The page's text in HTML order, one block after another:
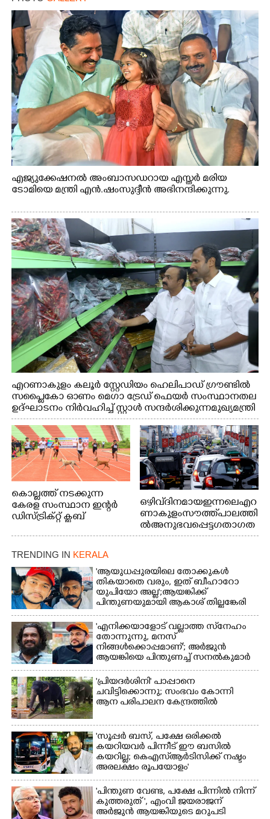
എജ്യുക്കേഷനൽ അംബാസഡറായ എസ്തർ മരിയ
ടോമിയെ മന്ത്രി എൻ.ഷംസുദ്ദീൻ അഭിനന്ദിക്കുന്നു.
എറണാകുളം കലൂർ സ്റ്റേഡിയം ഹെലിപാഡ് ഗ്രൗണ്ടിൽ
സപ്ളൈകോ ഓണം മെഗാ ട്രേഡ് ഫെയർ സംസ്ഥാനതല
ഉദ്ഘാടനം നിർവഹിച്ച് സ്റ്റാൾ സന്ദർശിക്കുന്ന മുഖ്യമന്ത്രി
വി.ഡി. സതീശൻ. മന്ത്രി അനൂപ് ജേക്കബ് സമീപം
കൊല്ലത്ത് നടക്കുന്ന
കേരള സംസ്ഥാന ഇന്റർ
ഡിസ്ട്രിക്റ്റ് ക്ലബ്
ചാമ്പ്യൻഷിപ്പിൽ അണ്ടർ
20 ആൺകുട്ടികളുടെ 200
മത്സരത്തിനിടെ സിന്തറ്റിക്
ട്രാക്കിന് കുറുകെ ഓടുന്ന
നായകൾ.
ഒഴിവ് ദിനമായ ഇന്നലെ എറ
ണാകുളം സൗത്ത് പാലത്തി
ൽ അനുഭവപ്പെട്ട ഗതാഗത
ക്കുരുക്ക്
TRENDING IN KERALA
'ആയുധപ്പുരയിലെ തോക്കുകൾ
തികയാതെ വരും, ഇത് ബീഹാറോ
യുപിയോ അല്ല';ആയങ്കിക്ക്
പിന്തുണയുമായി ആകാശ് തില്ലങ്കേരി
'എനിക്കയാളോട് വല്ലാത്ത സ്‌നേഹം
തോന്നുന്നു, മനസ്
നിങ്ങൾക്കൊപ്പമാണ്'; അർജുൻ
ആയങ്കിയെ പിന്തുണച്ച് സനൽകുമാർ
'പ്രിയദർശിനി' പാപ്പാനെ
ചവിട്ടിക്കൊന്നു; സംഭവം കോന്നി
ആന പരിപാലന കേന്ദ്രത്തിൽ
'സൂപ്പർ ബസ്, പക്ഷേ ഒരിക്കൽ
കയറിയവർ പിന്നീട് ഈ ബസിൽ
കയറില്ല; കെഎസ്ആർടിസിക്ക് നഷ്ടം
അരലക്ഷം രൂപയോളം'
"പിന്തുണ വേണ്ട,​ പക്ഷേ പിന്നിൽ നിന്ന്
കുത്തരുത് ", എംവി ജയരാജന്
അർജുൻ ആയങ്കിയുടെ മറുപടി